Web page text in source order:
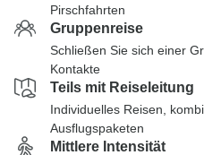
Pirschfahrten
Gruppenreise
Schließen Sie sich einer
Kontakte
Teils mit Reiseleitung
Individuelles Reisen,
Ausflugspaketen
Mittlere Intensität